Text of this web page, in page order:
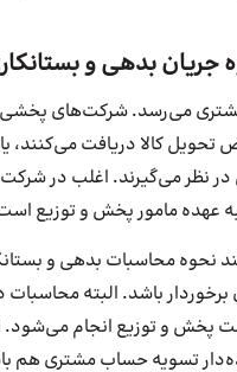
می‌رسد. شرکت‌های پخشی
کالا دریافت می‌کنند،
در نظر می‌گیرند. اغلب در
عهده مامور پخش و توزیع
نحوه محاسبات بدهی و
باشد. البته
پخش و توزیع انجام می‌شود.
تسویه حساب مشتری هم